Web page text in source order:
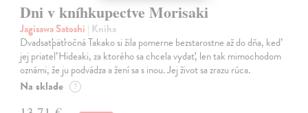
Dni v kníhkupectve Morisaki
Jagisawa Satoshi | Kniha
Dvadsaťpäťročná Takako si žila pomerne bezstarostne až do dňa, keď
jej priateľ Hideaki, za ktorého sa chcela vydať, len tak mimochodom
oznámi, že ju podvádza a žení sa s inou. Jej život sa zrazu rúca.
Na sklade ?